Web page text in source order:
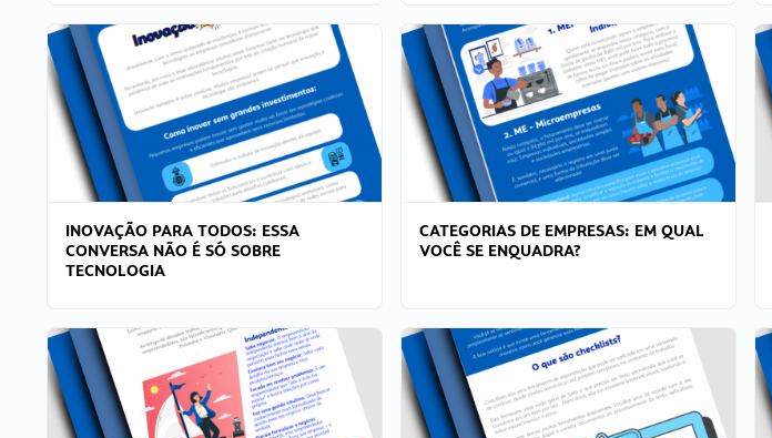
INOVAÇÃO PARA TODOS: ESSA
CONVERSA NÃO É SÓ SOBRE
TECNOLOGIA
CATEGORIAS DE EMPRESAS: EM QUAL
VOCÊ SE ENQUADRA?